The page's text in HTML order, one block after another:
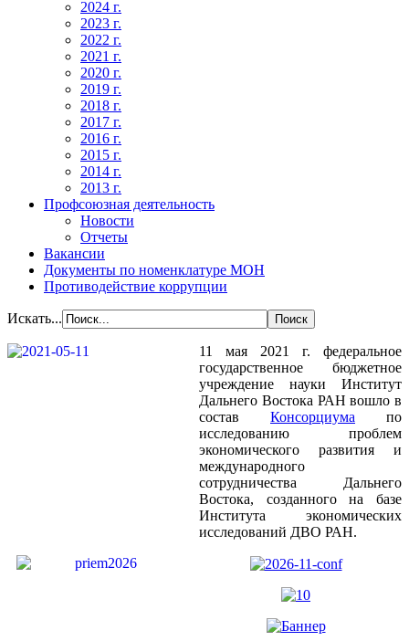
2024 г.
2023 г.
2022 г.
2021 г.
2020 г.
2019 г.
2018 г.
2017 г.
2016 г.
2015 г.
2014 г.
2013 г.
Профсоюзная деятельность
Новости
Отчеты
Вакансии
Документы по номенклатуре МОН
Противодействие коррупции
Искать...
11 мая 2021 г. федеральное
государственное бюджетное
учреждение науки Институт
Дальнего Востока РАН вошло в
состав Консорциума по
исследованию проблем
экономического развития и
международного
сотрудничества Дальнего
Востока, созданного на базе
Института экономических
исследований ДВО РАН.